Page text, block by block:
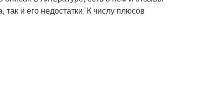
и его недостатки. К числу плюсов